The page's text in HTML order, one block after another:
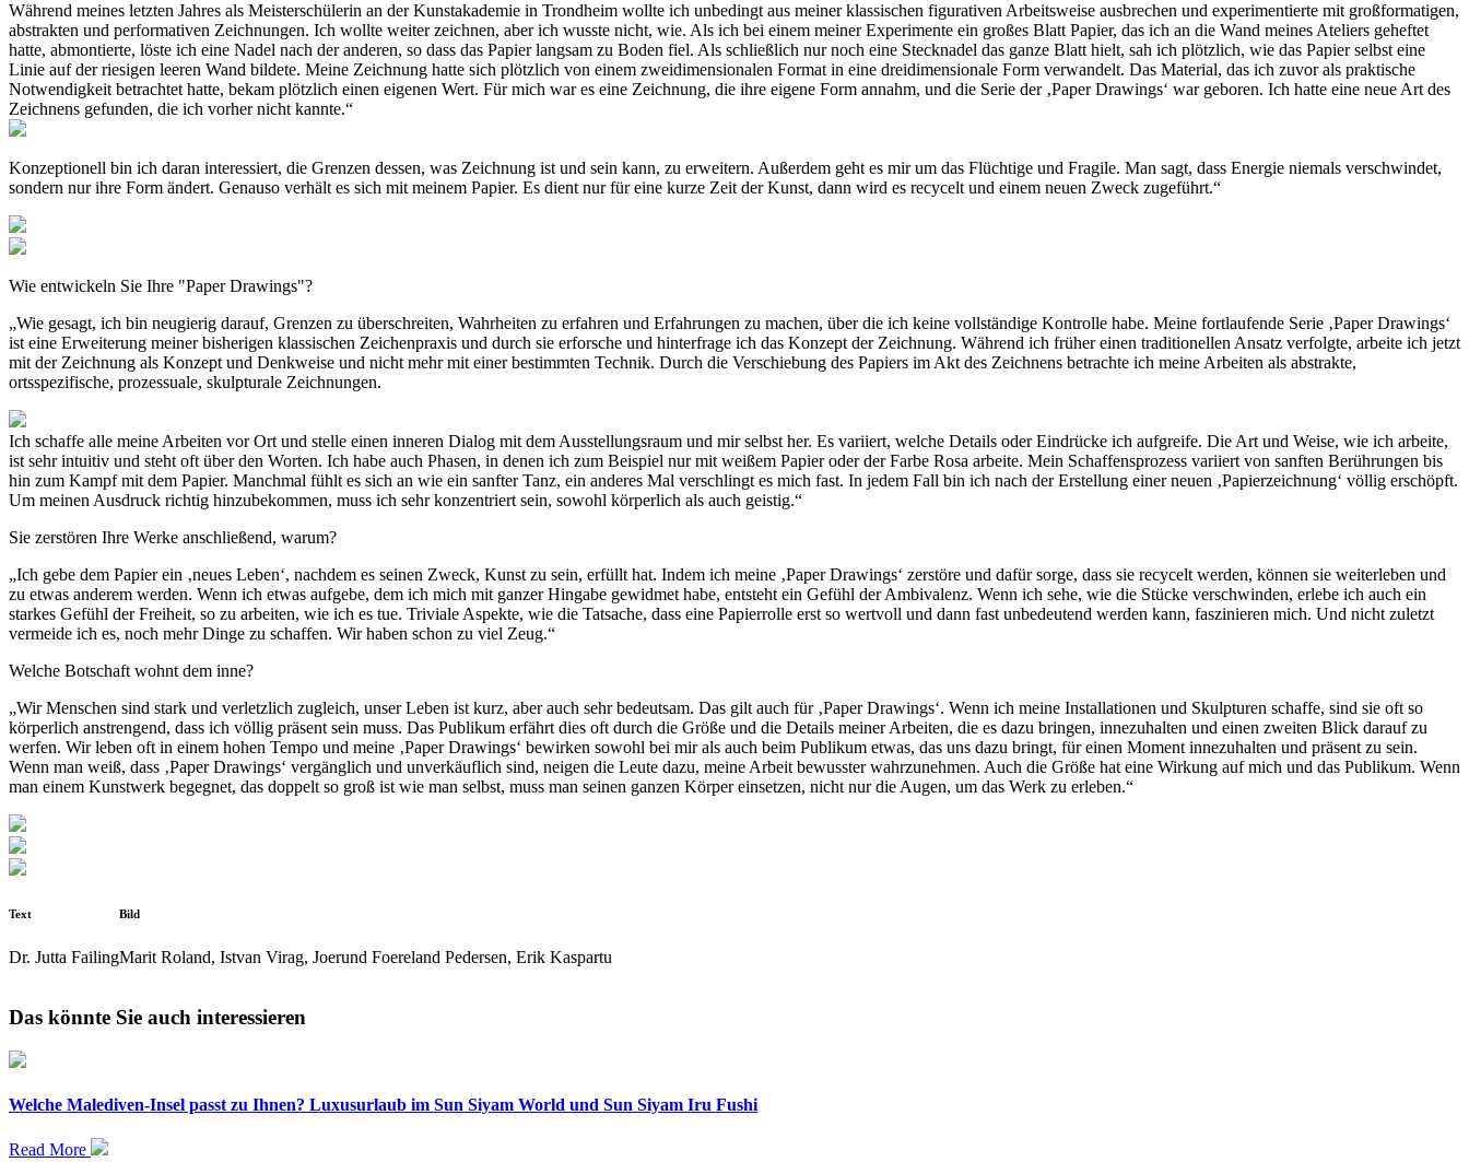
Während meines letzten Jahres als Meisterschülerin an der Kunstakademie in Trondheim wollte ich unbedingt aus mei­ner klassischen figurativen Arbeitsweise ausbrechen und experimentierte mit großformatigen,
abstrakten und performativen Zeichnungen. Ich wollte weiter zeichnen, aber ich wusste nicht, wie. Als ich bei einem meiner Experimen­te ein großes Blatt Papier, das ich an die Wand meines Ate­liers geheftet
hatte, abmontierte, löste ich eine Nadel nach der anderen, so dass das Papier langsam zu Boden fiel. Als schließlich nur noch eine Stecknadel das ganze Blatt hielt, sah ich plötzlich, wie das Papier selbst eine
Linie auf der riesigen leeren Wand bildete. Meine Zeichnung hatte sich plötzlich von einem zweidimensionalen Format in ei­ne dreidimensionale Form verwandelt. Das Material, das ich zuvor als praktische
Notwendigkeit betrachtet hatte, bekam plötzlich einen eigenen Wert. Für mich war es eine Zeichnung, die ihre eigene Form annahm, und die Serie der ‚Paper Drawings‘ war geboren. Ich hatte eine neue Art des
Zeichnens gefunden, die ich vorher nicht kannte.“
Konzeptionell bin ich daran interessiert, die Grenzen des­sen, was Zeichnung ist und sein kann, zu erweitern. Außer­dem geht es mir um das Flüchtige und Fragile. Man sagt, dass Energie niemals verschwindet,
sondern nur ihre Form ändert. Genauso verhält es sich mit meinem Papier. Es dient nur für eine kurze Zeit der Kunst, dann wird es recy­celt und einem neuen Zweck zugeführt.“
Wie entwickeln Sie Ihre "Paper Drawings"?
„Wie gesagt, ich bin neugierig darauf, Grenzen zu über­schreiten, Wahrheiten zu erfahren und Erfahrungen zu ma­chen, über die ich keine vollständige Kontrolle habe. Meine fortlaufende Serie ‚Paper Drawings‘
ist eine Erweiterung meiner bisherigen klassischen Zeichenpraxis und durch sie erforsche und hinterfrage ich das Konzept der Zeichnung. Während ich früher einen traditionellen Ansatz verfolgte, arbeite ich jetzt
mit der Zeichnung als Konzept und Denk­weise und nicht mehr mit einer bestimmten Technik. Durch die Verschiebung des Papiers im Akt des Zeichnens be­trachte ich meine Arbeiten als abstrakte,
ortsspezifische, prozessuale, skulpturale Zeichnungen.
Ich schaffe alle meine Arbeiten vor Ort und stelle einen in­neren Dialog mit dem Ausstellungsraum und mir selbst her. Es variiert, welche Details oder Eindrücke ich aufgreife. Die Art und Weise, wie ich arbeite,
ist sehr intuitiv und steht oft über den Worten. Ich habe auch Phasen, in denen ich zum Beispiel nur mit weißem Papier oder der Farbe Rosa arbeite. Mein Schaffensprozess variiert von sanften Berüh­rungen bis
hin zum Kampf mit dem Papier. Manchmal fühlt es sich an wie ein sanfter Tanz, ein anderes Mal verschlingt es mich fast. In jedem Fall bin ich nach der Erstellung einer neuen ‚Papierzeichnung‘ völlig erschöpft.
Um meinen Aus­druck richtig hinzubekommen, muss ich sehr konzentriert sein, sowohl körperlich als auch geistig.“
Sie zerstören Ihre Werke anschließend, warum?
„Ich gebe dem Papier ein ‚neues Leben‘, nachdem es sei­nen Zweck, Kunst zu sein, erfüllt hat. Indem ich meine ‚Pa­per Drawings‘ zerstöre und dafür sorge, dass sie recycelt werden, können sie weiterleben und
zu etwas anderem werden. Wenn ich etwas aufgebe, dem ich mich mit ganzer Hingabe gewidmet habe, entsteht ein Gefühl der Ambiva­lenz. Wenn ich sehe, wie die Stücke verschwinden, erlebe ich auch ein
starkes Gefühl der Freiheit, so zu arbeiten, wie ich es tue. Triviale Aspekte, wie die Tatsache, dass eine Pa­pierrolle erst so wertvoll und dann fast unbedeutend wer­den kann, faszinieren mich. Und nicht zuletzt
vermeide ich es, noch mehr Dinge zu schaffen. Wir haben schon zu viel Zeug.“
Welche Botschaft wohnt dem inne?
„Wir Menschen sind stark und verletzlich zugleich, unser Leben ist kurz, aber auch sehr bedeutsam. Das gilt auch für ‚Paper Drawings‘. Wenn ich meine Installationen und Skulpturen schaffe, sind sie oft so
körperlich anstrengend, dass ich völlig präsent sein muss. Das Publikum erfährt dies oft durch die Größe und die Details meiner Arbeiten, die es dazu bringen, innezuhalten und einen zweiten Blick darauf zu
werfen. Wir leben oft in einem hohen Tempo und meine ‚Paper Drawings‘ bewirken sowohl bei mir als auch beim Publikum etwas, das uns dazu bringt, für einen Mo­ment innezuhalten und präsent zu sein.
Wenn man weiß, dass ‚Paper Drawings‘ vergänglich und unverkäuflich sind, neigen die Leute dazu, meine Arbeit bewusster wahrzu­nehmen. Auch die Größe hat eine Wirkung auf mich und das Publikum. Wenn
man einem Kunstwerk begegnet, das doppelt so groß ist wie man selbst, muss man seinen gan­zen Körper einsetzen, nicht nur die Augen, um das Werk zu erleben.“
Text
Dr. Jutta Failing
Bild
Marit Roland, Istvan Virag, Joerund Foereland Pedersen, Erik Kaspartu
Das könnte Sie auch interessieren
Welche Malediven-Insel passt zu Ihnen? Luxusurlaub im Sun Siyam World und Sun Siyam Iru Fushi
Read More